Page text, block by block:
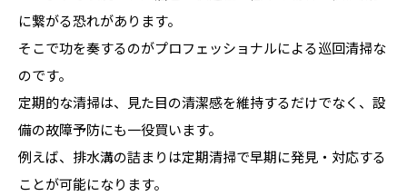
に繋がる恐れがあります。
そこで功を奏するのがプロフェッショナルによる巡回清掃な
のです。
定期的な清掃は、見た目の清潔感を維持するだけでなく、設
備の故障予防にも一役買います。
例えば、排水溝の詰まりは定期清掃で早期に発見・対応する
ことが可能になります。